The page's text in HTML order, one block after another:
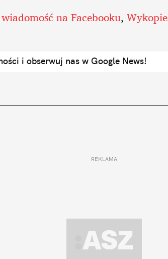
wiadomość na Facebooku, Wykopie
i obserwuj nas w Google News!
REKLAMA